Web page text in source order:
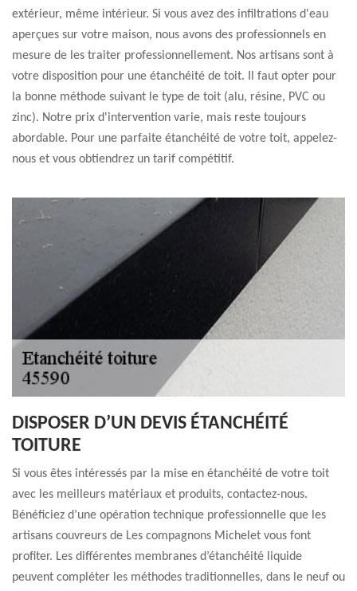
extérieur, même intérieur. Si vous avez des infiltrations d'eau
aperçues sur votre maison, nous avons des professionnels en
mesure de les traiter professionnellement. Nos artisans sont à
votre disposition pour une étanchéité de toit. Il faut opter pour
la bonne méthode suivant le type de toit (alu, résine, PVC ou
zinc). Notre prix d'intervention varie, mais reste toujours
abordable. Pour une parfaite étanchéité de votre toit, appelez-
nous et vous obtiendrez un tarif compétitif.
DISPOSER D’UN DEVIS ÉTANCHÉITÉ
TOITURE
Si vous êtes intéressés par la mise en étanchéité de votre toit
avec les meilleurs matériaux et produits, contactez-nous.
Bénéficiez d’une opération technique professionnelle que les
artisans couvreurs de Les compagnons Michelet vous font
profiter. Les différentes membranes d’étanchéité liquide
peuvent compléter les méthodes traditionnelles, dans le neuf ou